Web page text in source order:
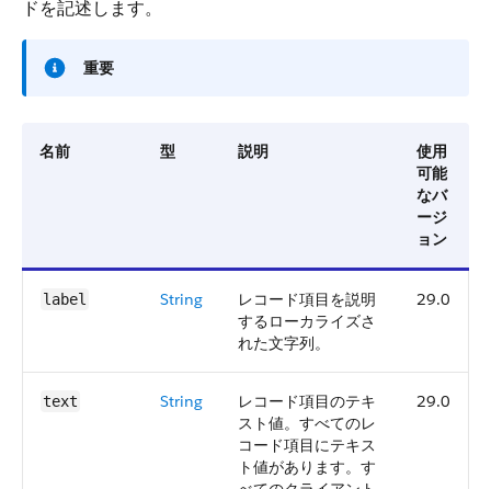
ドを記述します。
重要
名前 型 説明
使用
可能
なバ
ージ
ョン
label String
レコード項目を説明
するローカライズさ
れた文字列。
29.0
text String
レコード項目のテキ
スト値。すべてのレ
コード項目にテキス
ト値があります。す
29.0